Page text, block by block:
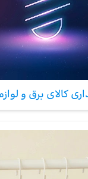
کالای برق و